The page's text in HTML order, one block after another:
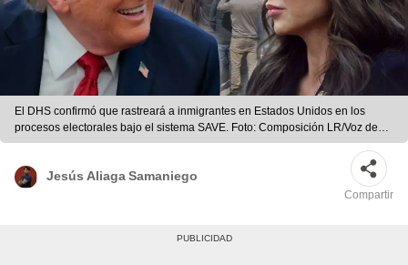
El DHS confirmó que rastreará a inmigrantes en Estados Unidos en los
procesos electorales bajo el sistema SAVE. Foto: Composición LR/Voz de
América/AFP
Jesús Aliaga Samaniego
Compartir